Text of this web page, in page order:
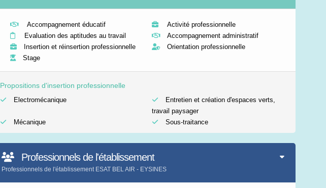
Accompagnement éducatif
Activité professionnelle
Evaluation des aptitudes au travail
Accompagnement administratif
Insertion et réinsertion professionnelle
Orientation professionnelle
Stage
Propositions d'insertion professionnelle
Electromécanique
Entretien et création d'espaces verts,
travail paysager
Mécanique
Sous-traitance
Professionnels de l'établissement
Professionnels de l'établissement ESAT BEL AIR - EYSINES